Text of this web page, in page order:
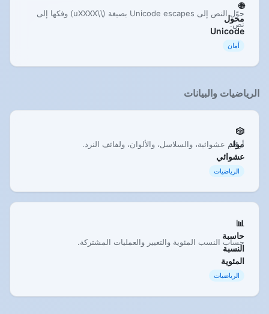
🌐
محول
Unicode
حوّل النص إلى Unicode escapes بصيغة (\\uXXXX) وفكها إلى
نص.
أمان
الرياضيات والبيانات
🎲
مولد
عشوائي
أرقام عشوائية، والسلاسل، والألوان، ولفائف النرد.
الرياضيات
📊
حاسبة
النسبة
المئوية
حساب النسب المئوية والتغيير والعمليات المشتركة.
الرياضيات